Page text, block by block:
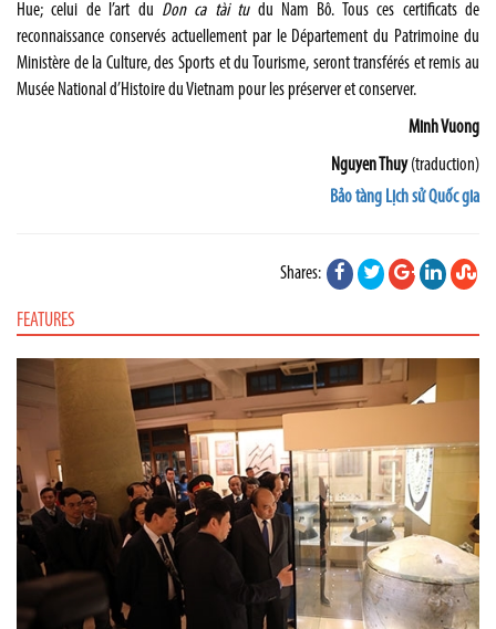
Hue; celui de l’art du Don ca tài tudu Nam Bô. Tous ces certificats de
reconnaissance conservés actuellement par le Département du Patrimoine du
Ministère de la Culture, des Sports et du Tourisme, seront transférés et remis au
Musée National d’Histoire du Vietnam pour les préserver et conserver.
Minh Vuong
Nguyen Thuy(traduction)
Bảo tàng Lịch sử Quốc gia
Shares:
FEATURES